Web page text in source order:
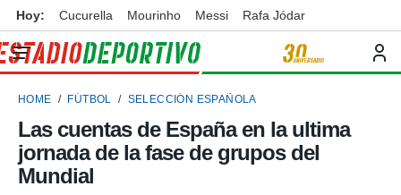
de
por
para
la
que se
calidad.
Hoy: Cucurella Mourinho Messi Rafa Jódar
HOME FÚTBOL SELECCIÓN ESPAÑOLA
Las cuentas de España en la ultima
jornada de la fase de grupos del
Mundial